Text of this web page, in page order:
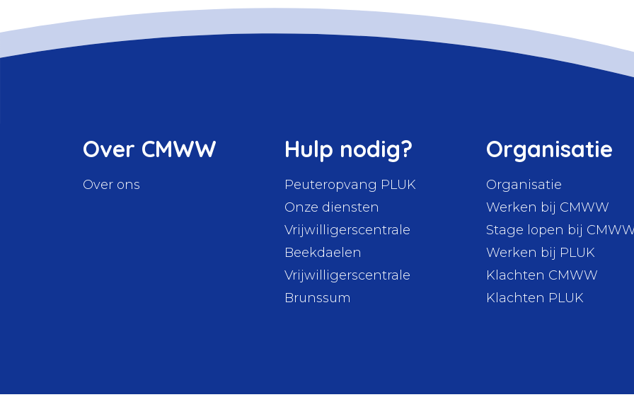
Over CMWW
Over ons
Hulp nodig?
Peuteropvang PLUK
Onze diensten
Vrijwilligerscentrale
Beekdaelen
Vrijwilligerscentrale
Brunssum
Organisatie
Organisatie
Werken bij CMWW
Stage lopen bij
Werken bij PLUK
Klachten CMWW
Klachten PLUK